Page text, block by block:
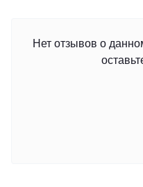
Нет отзывов о